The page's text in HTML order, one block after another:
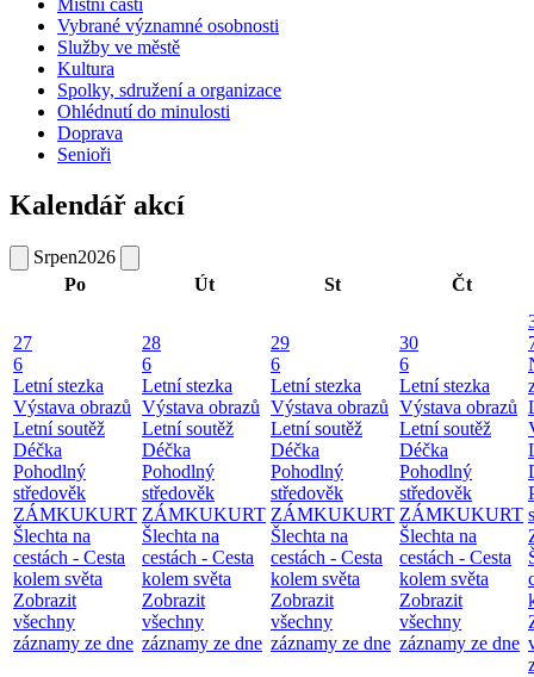
Místní části
Vybrané významné osobnosti
Služby ve městě
Kultura
Spolky, sdružení a organizace
Ohlédnutí do minulosti
Doprava
Senioři
Kalendář akcí
Srpen2026
Po
Út St Čt
27
6
Letní stezka
Výstava obrazů
Letní soutěž
Déčka
Pohodlný
středověk
ZÁMKUKURT
Šlechta na
cestách - Cesta
kolem světa
Zobrazit
všechny
záznamy ze dne
28
6
Letní stezka
Výstava obrazů
Letní soutěž
Déčka
Pohodlný
středověk
ZÁMKUKURT
Šlechta na
cestách - Cesta
kolem světa
Zobrazit
všechny
záznamy ze dne
29
6
Letní stezka
Výstava obrazů
Letní soutěž
Déčka
Pohodlný
středověk
ZÁMKUKURT
Šlechta na
cestách - Cesta
kolem světa
Zobrazit
všechny
záznamy ze dne
30
6
Letní stezka
Výstava obrazů
Letní soutěž
Déčka
Pohodlný
středověk
ZÁMKUKURT
Šlechta na
cestách - Cesta
kolem světa
Zobrazit
všechny
záznamy ze dne